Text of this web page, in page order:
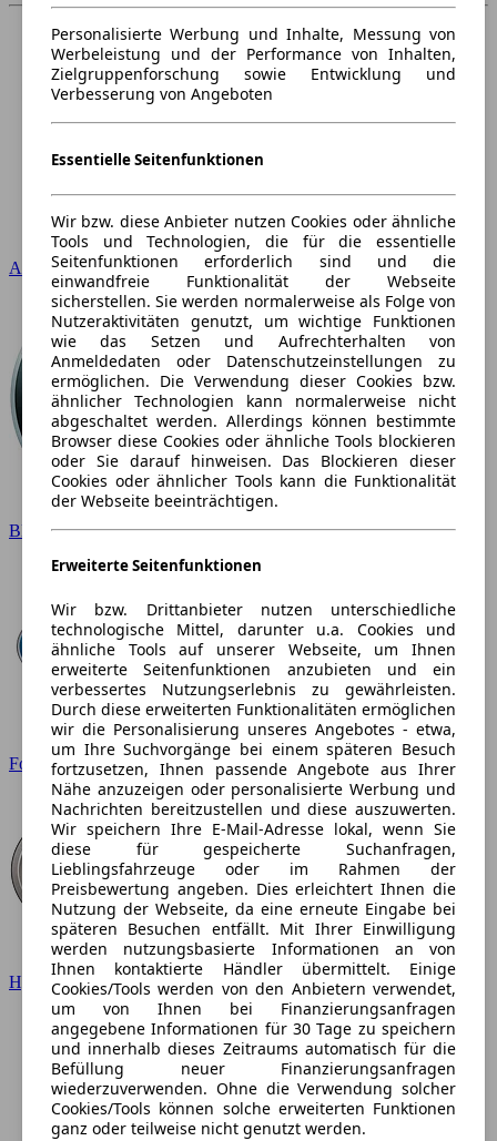
Audi
BMW
Ford
Hyundai
Personalisierte Werbung und Inhalte, Messung von
Werbeleistung und der Performance von Inhalten,
Zielgruppenforschung sowie Entwicklung und
Verbesserung von Angeboten
Essentielle Seitenfunktionen
Wir bzw. diese Anbieter nutzen Cookies oder ähnliche
Tools und Technologien, die für die essentielle
Seitenfunktionen erforderlich sind und die
einwandfreie Funktionalität der Webseite
sicherstellen. Sie werden normalerweise als Folge von
Nutzeraktivitäten genutzt, um wichtige Funktionen
wie das Setzen und Aufrechterhalten von
Anmeldedaten oder Datenschutzeinstellungen zu
ermöglichen. Die Verwendung dieser Cookies bzw.
ähnlicher Technologien kann normalerweise nicht
abgeschaltet werden. Allerdings können bestimmte
Browser diese Cookies oder ähnliche Tools blockieren
oder Sie darauf hinweisen. Das Blockieren dieser
Cookies oder ähnlicher Tools kann die Funktionalität
der Webseite beeinträchtigen.
Erweiterte Seitenfunktionen
Wir bzw. Drittanbieter nutzen unterschiedliche
technologische Mittel, darunter u.a. Cookies und
ähnliche Tools auf unserer Webseite, um Ihnen
erweiterte Seitenfunktionen anzubieten und ein
verbessertes Nutzungserlebnis zu gewährleisten.
Durch diese erweiterten Funktionalitäten ermöglichen
wir die Personalisierung unseres Angebotes - etwa,
um Ihre Suchvorgänge bei einem späteren Besuch
fortzusetzen, Ihnen passende Angebote aus Ihrer
Nähe anzuzeigen oder personalisierte Werbung und
Nachrichten bereitzustellen und diese auszuwerten.
Wir speichern Ihre E-Mail-Adresse lokal, wenn Sie
diese für gespeicherte Suchanfragen,
Lieblingsfahrzeuge oder im Rahmen der
Preisbewertung angeben. Dies erleichtert Ihnen die
Nutzung der Webseite, da eine erneute Eingabe bei
späteren Besuchen entfällt. Mit Ihrer Einwilligung
werden nutzungsbasierte Informationen an von
Ihnen kontaktierte Händler übermittelt. Einige
Cookies/Tools werden von den Anbietern verwendet,
um von Ihnen bei Finanzierungsanfragen
angegebene Informationen für 30 Tage zu speichern
und innerhalb dieses Zeitraums automatisch für die
Befüllung neuer Finanzierungsanfragen
wiederzuverwenden. Ohne die Verwendung solcher
Cookies/Tools können solche erweiterten Funktionen
ganz oder teilweise nicht genutzt werden.